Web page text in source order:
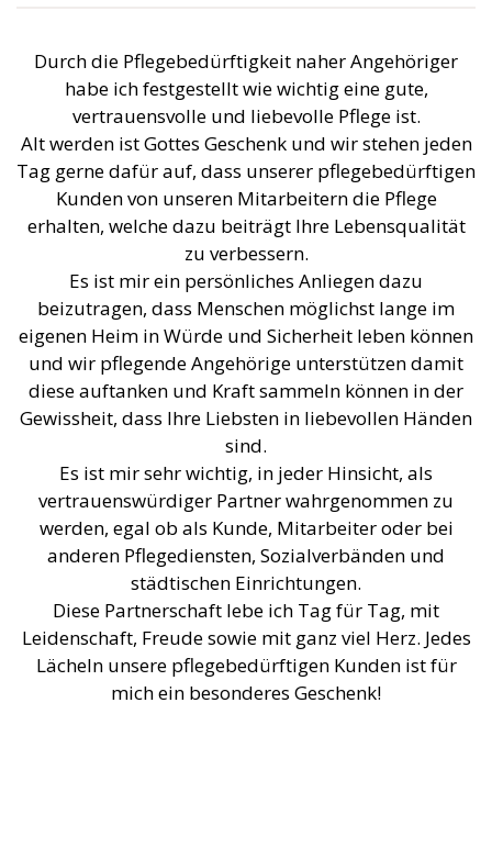
Durch die Pflegebedürftigkeit naher Angehöriger
habe ich festgestellt wie wichtig eine gute,
vertrauensvolle und liebevolle Pflege ist.
Alt werden ist Gottes Geschenk und wir stehen jeden
Tag gerne dafür auf, dass unserer pflegebedürftigen
Kunden von unseren Mitarbeitern die Pflege
erhalten, welche dazu beiträgt Ihre Lebensqualität
zu verbessern.
Es ist mir ein persönliches Anliegen dazu
beizutragen, dass Menschen möglichst lange im
eigenen Heim in Würde und Sicherheit leben können
und wir pflegende Angehörige unterstützen damit
diese auftanken und Kraft sammeln können in der
Gewissheit, dass Ihre Liebsten in liebevollen Händen
sind.
Es ist mir sehr wichtig, in jeder Hinsicht, als
vertrauenswürdiger Partner wahrgenommen zu
werden, egal ob als Kunde, Mitarbeiter oder bei
anderen Pflegediensten, Sozialverbänden und
städtischen Einrichtungen.
Diese Partnerschaft lebe ich Tag für Tag, mit
Leidenschaft, Freude sowie mit ganz viel Herz. Jedes
Lächeln unsere pflegebedürftigen Kunden ist für
mich ein besonderes Geschenk!